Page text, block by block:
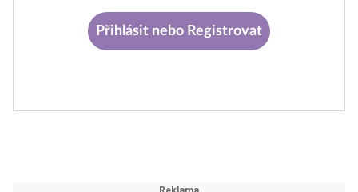
Přihlásit nebo Registrovat